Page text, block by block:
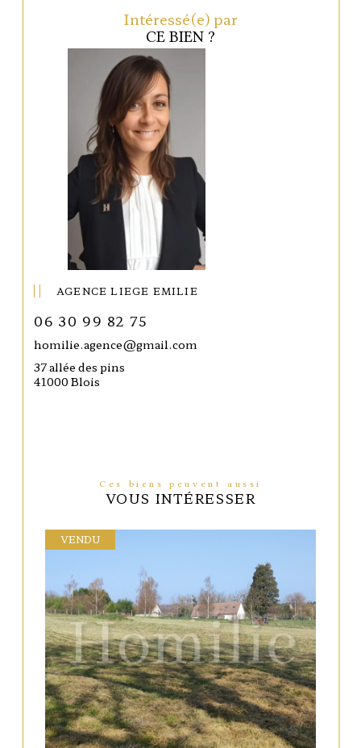
Intéressé(e) par
CE BIEN ?
AGENCE LIEGE EMILIE
06 30 99 82 75
homilie.agence@gmail.com
37 allée des pins
41000 Blois
Ces biens peuvent aussi
VOUS INTÉRESSER
VENDU